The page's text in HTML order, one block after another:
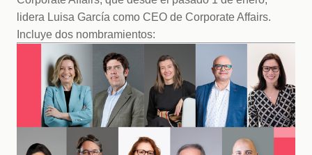
lidera Luisa García como CEO de Corporate Affairs.
Incluye dos nombramientos: